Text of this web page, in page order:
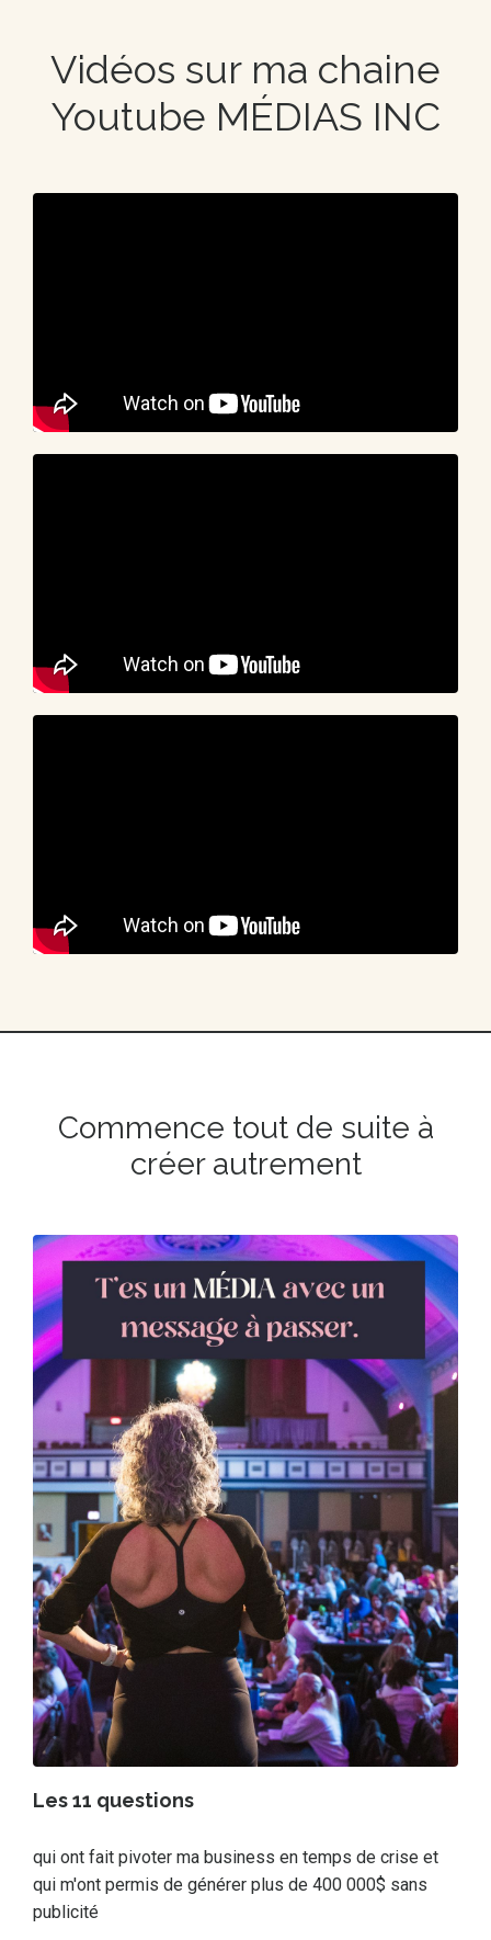
Vidéos sur ma chaine
Youtube MÉDIAS INC
Commence tout de suite à
créer autrement
Les 11 questions
qui ont fait pivoter ma business en temps de crise et
qui m'ont permis de générer plus de 400 000$ sans
publicité